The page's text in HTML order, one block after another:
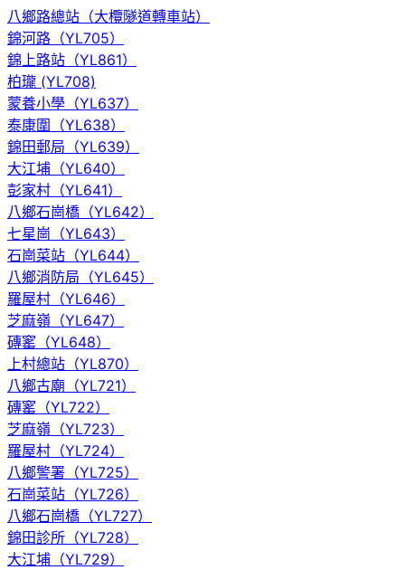
八鄉路總站（大欖隧道轉車站）
錦河路（YL705）
錦上路站（YL861）
柏瓏 (YL708)
蒙養小學（YL637）
泰康圍（YL638）
錦田郵局（YL639）
大江埔（YL640）
彭家村（YL641）
八鄉石崗橋（YL642）
七星崗（YL643）
石崗菜站（YL644）
八鄉消防局（YL645）
羅屋村（YL646）
芝麻嶺（YL647）
磚窰（YL648）
上村總站（YL870）
八鄉古廟（YL721）
磚窰（YL722）
芝麻嶺（YL723）
羅屋村（YL724）
八鄉警署（YL725）
石崗菜站（YL726）
八鄉石崗橋（YL727）
錦田診所（YL728）
大江埔（YL729）